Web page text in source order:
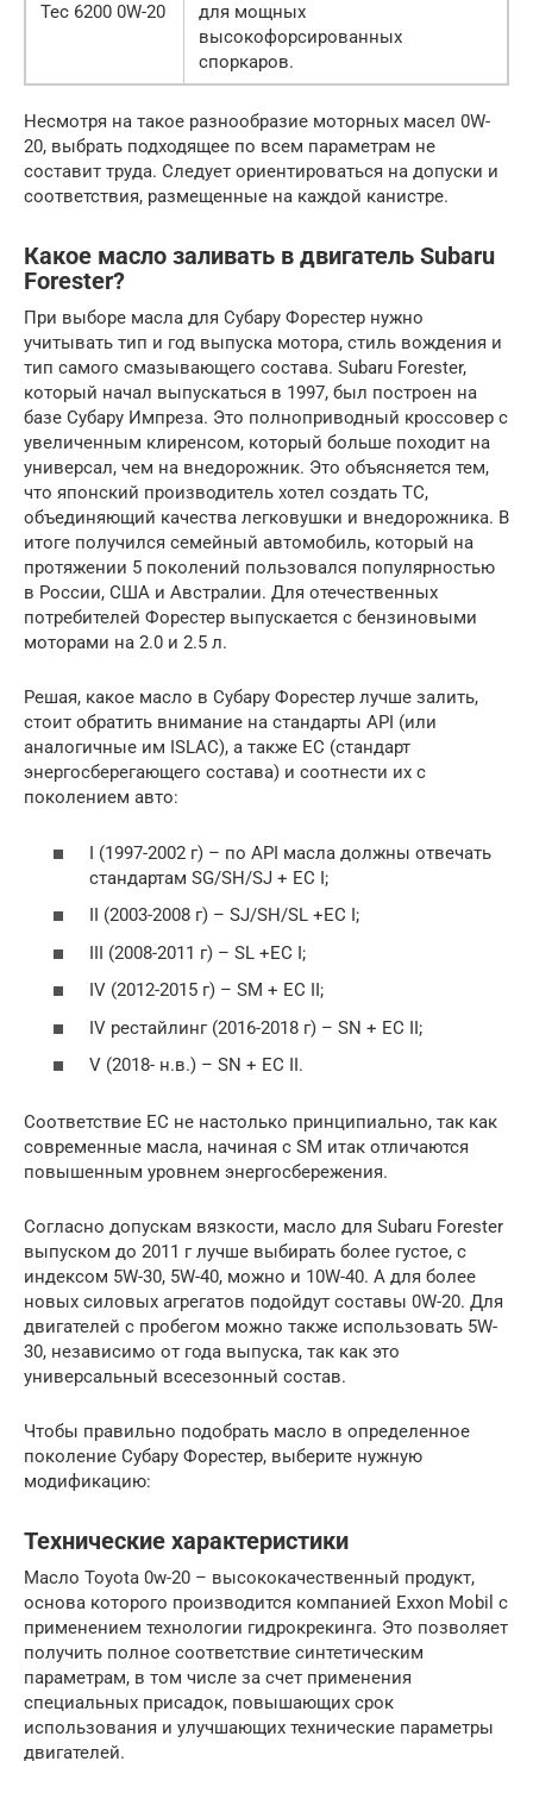
Tec 6200 0W-20
для мощных
высокофорсированных
споркаров.
Несмотря на такое разнообразие моторных масел 0W-
20, выбрать подходящее по всем параметрам не
составит труда. Следует ориентироваться на допуски и
соответствия, размещенные на каждой канистре.
Какое масло заливать в двигатель Subaru
Forester?
При выборе масла для Субару Форестер нужно
учитывать тип и год выпуска мотора, стиль вождения и
тип самого смазывающего состава. Subaru Forester,
который начал выпускаться в 1997, был построен на
базе Субару Импреза. Это полноприводный кроссовер с
увеличенным клиренсом, который больше походит на
универсал, чем на внедорожник. Это объясняется тем,
что японский производитель хотел создать ТС,
объединяющий качества легковушки и внедорожника. В
итоге получился семейный автомобиль, который на
протяжении 5 поколений пользовался популярностью
в России, США и Австралии. Для отечественных
потребителей Форестер выпускается с бензиновыми
моторами на 2.0 и 2.5 л.
Решая, какое масло в Субару Форестер лучше залить,
стоит обратить внимание на стандарты API (или
аналогичные им ISLAC), а также EC (стандарт
энергосберегающего состава) и соотнести их с
поколением авто:
I (1997-2002 г) – по API масла должны отвечать
стандартам SG/SH/SJ + EC I;
II (2003-2008 г) – SJ/SH/SL +EC I;
III (2008-2011 г) – SL +EC I;
IV (2012-2015 г) – SM + EC II;
IV рестайлинг (2016-2018 г) – SN + EC II;
V (2018- н.в.) – SN + EC II.
Соответствие EC не настолько принципиально, так как
современные масла, начиная с SM итак отличаются
повышенным уровнем энергосбережения.
Согласно допускам вязкости, масло для Subaru Forester
выпуском до 2011 г лучше выбирать более густое, с
индексом 5W-30, 5W-40, можно и 10W-40. А для более
новых силовых агрегатов подойдут составы 0W-20. Для
двигателей с пробегом можно также использовать 5W-
30, независимо от года выпуска, так как это
универсальный всесезонный состав.
Чтобы правильно подобрать масло в определенное
поколение Субару Форестер, выберите нужную
модификацию:
Технические характеристики
Масло Toyota 0w-20 – высококачественный продукт,
основа которого производится компанией Exxon Mobil с
применением технологии гидрокрекинга. Это позволяет
получить полное соответствие синтетическим
параметрам, в том числе за счет применения
специальных присадок, повышающих срок
использования и улучшающих технические параметры
двигателей.